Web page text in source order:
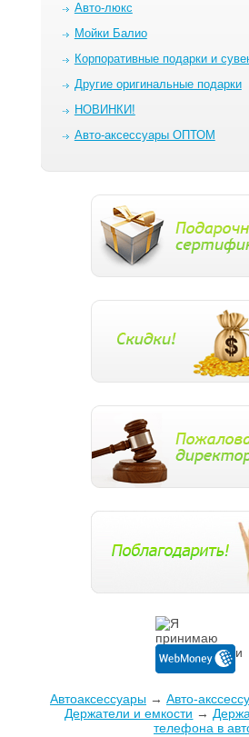
Авто-люкс
Мойки Балио
Корпоративные подарки и
Другие оригинальные подарки
НОВИНКИ!
Авто-аксессуары ОПТОМ
Автоаксессуары→ Авто-
Держатели и емкости →
телефона в